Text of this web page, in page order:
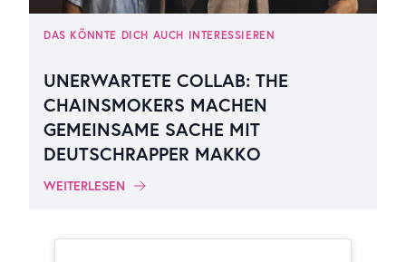
DAS KÖNNTE DICH AUCH INTERESSIEREN
UNERWARTETE COLLAB: THE
CHAINSMOKERS MACHEN
GEMEINSAME SACHE MIT
DEUTSCHRAPPER MAKKO
WEITERLESEN